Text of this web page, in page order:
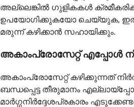
അല്ലെങ്കിൽ ഗുളികകൾ
ഉപയോഗിക്കുകയോ ചെയ്യുക,
മരുന്ന് കഴിക്കാൻ സഹായിക്കും.
അകാംപ്രോസേറ്റ് എപ്പോൾ
അകാംപ്രോസേറ്റ് കഴിക്കുന്നത്
ബന്ധപ്പെട്ട തീരുമാനം
മാർഗ്ഗനിർദ്ദേശപ്രകാരം